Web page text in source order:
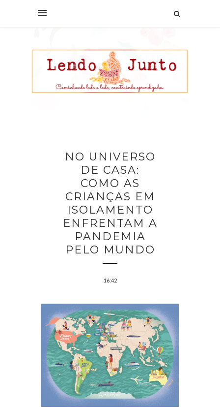
NO UNIVERSO
DE CASA:
COMO AS
CRIANÇAS EM
ISOLAMENTO
ENFRENTAM A
PANDEMIA
PELO MUNDO
16:42